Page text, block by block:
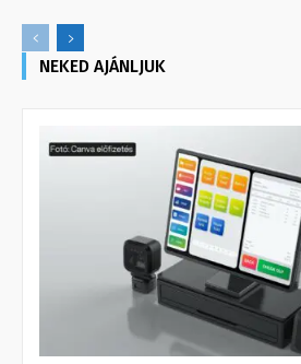
NEKED AJÁNLJUK